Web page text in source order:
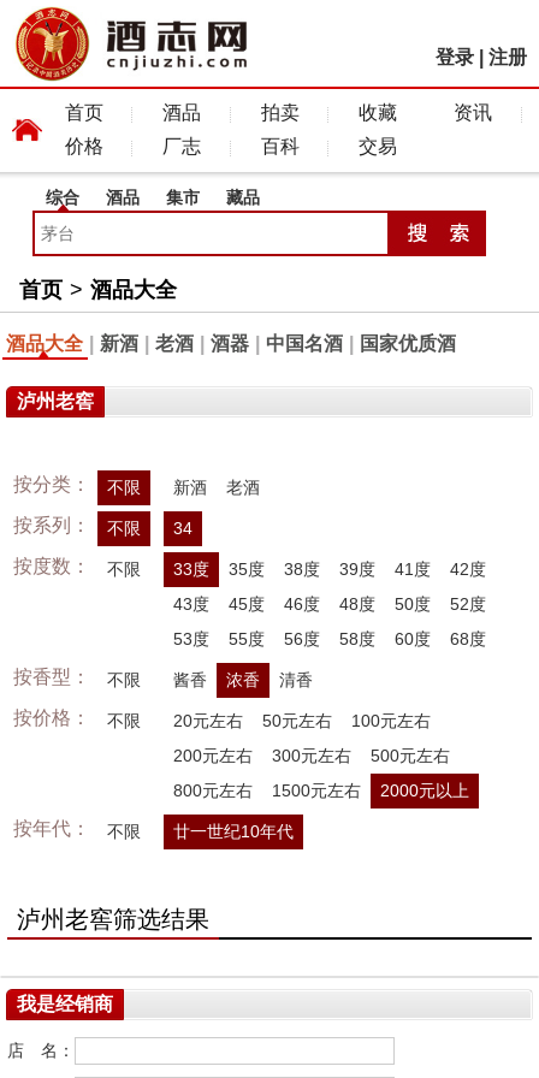
登录 注册
首页 酒品 拍卖 收藏
资讯
价格
厂志 百科 交易
综合 酒品 集市 藏品
首页 > 酒品大全
酒品大全 新酒 老酒 酒器 中国名酒 国家优质酒
泸州老窖
按分类： 不限 新酒 老酒
按系列： 不限 34
按度数： 不限 33度 35度 38度 39度 41度
42度
43度
45度 46度 48度 50度
52度
53度
55度 56度 58度 60度 68度
按香型： 不限 酱香 浓香 清香
按价格： 不限 20元左右 50元左右
100元左右
200元左右
300元左右
500元左右
800元左右
1500元左右 2000元以上
按年代： 不限 廿一世纪10年代
泸州老窖筛选结果
我是经销商
店 名：